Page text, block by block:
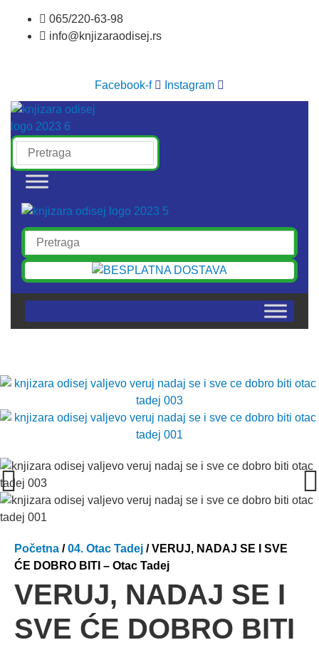
sadržaj
065/220-63-98
info@knjizaraodisej.rs
Facebook-f Instagram
Početna /04. Otac Tadej / VERUJ, NADAJ SE I SVE
ĆE DOBRO BITI – Otac Tadej
VERUJ, NADAJ SE I
SVE ĆE DOBRO BITI